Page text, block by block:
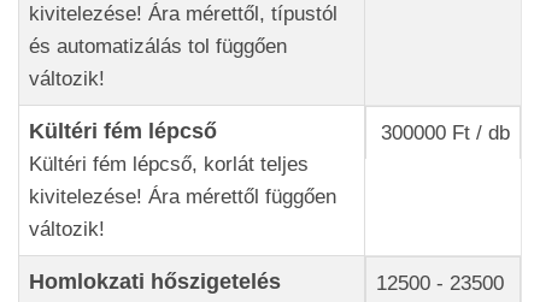
kivitelezése! Ára mérettől, típustól
és automatizálás tol függően
változik!
Kültéri fém lépcső
Kültéri fém lépcső, korlát teljes
kivitelezése! Ára mérettől függően
változik!
300000 Ft / db
Homlokzati hőszigetelés
12500 - 23500